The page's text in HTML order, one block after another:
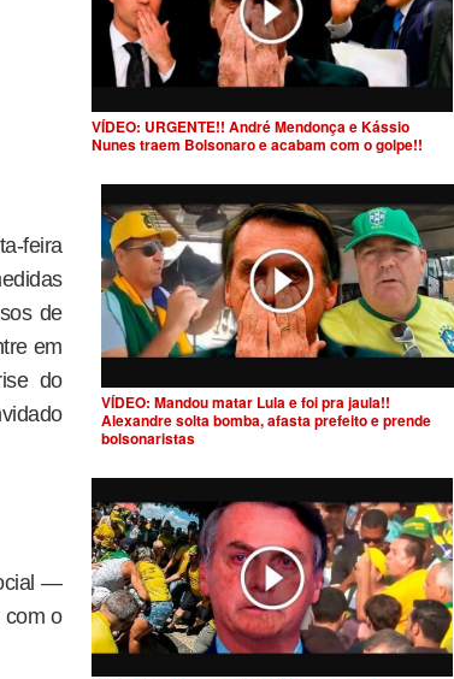
feira
de
em
do
—
com o
VÍDEO: URGENTE!! André Mendonça e Kássio
Nunes traem Bolsonaro e acabam com o golpe!!
VÍDEO: Mandou matar Lula e foi pra jaula!!
Alexandre solta bomba, afasta prefeito e prende
bolsonaristas